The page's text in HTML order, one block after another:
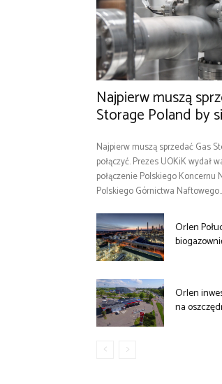
Najpierw muszą
Storage Poland by
Najpierw muszą sprzedać Gas
połączyć. Prezes UOKiK wydał
połączenie Polskiego Koncernu
Polskiego Górnictwa
Orlen
Orlen
na